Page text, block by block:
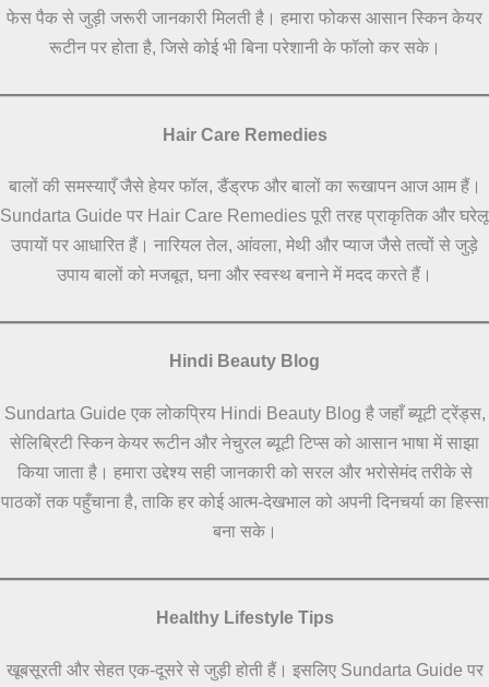
फेस पैक से जुड़ी जरूरी जानकारी मिलती है। हमारा फोकस आसान स्किन केयर
रूटीन पर होता है, जिसे कोई भी बिना परेशानी के फॉलो कर सके।
Hair Care Remedies
बालों की समस्याएँ जैसे हेयर फॉल, डैंड्रफ और बालों का रूखापन आज आम हैं।
Sundarta Guide पर Hair Care Remedies पूरी तरह प्राकृतिक और घरेलू
उपायों पर आधारित हैं। नारियल तेल, आंवला, मेथी और प्याज जैसे तत्वों से जुड़े
उपाय बालों को मजबूत, घना और स्वस्थ बनाने में मदद करते हैं।
Hindi Beauty Blog
Sundarta Guide एक लोकप्रिय Hindi Beauty Blog है जहाँ ब्यूटी ट्रेंड्स,
सेलिब्रिटी स्किन केयर रूटीन और नेचुरल ब्यूटी टिप्स को आसान भाषा में साझा
किया जाता है। हमारा उद्देश्य सही जानकारी को सरल और भरोसेमंद तरीके से
पाठकों तक पहुँचाना है, ताकि हर कोई आत्म-देखभाल को अपनी दिनचर्या का हिस्सा
बना सके।
Healthy Lifestyle Tips
खूबसूरती और सेहत एक-दूसरे से जुड़ी होती हैं। इसलिए Sundarta Guide पर